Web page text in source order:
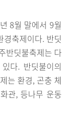
8월 말에서 9월
축제이다. 반딧
반딧불축제는 다
다. 반딧불이의
는 환경, 곤충 체
관, 등나무 운동